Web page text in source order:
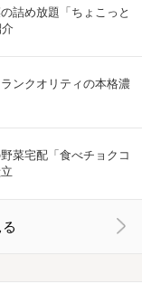
詰め放題「ちょこっと
ンクオリティの本格濃
菜宅配「食べチョクコ